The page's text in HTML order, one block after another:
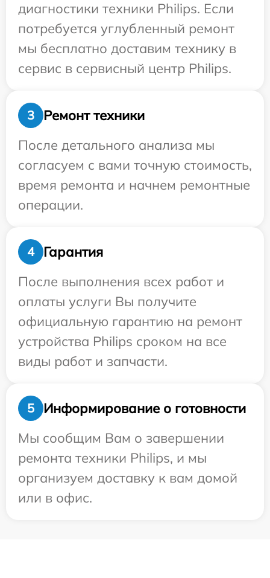
диагностики техники Philips. Если
потребуется углубленный ремонт
мы бесплатно доставим технику в
сервис в сервисный центр Philips.
3
Ремонт техники
После детального анализа мы
согласуем с вами точную стоимость,
время ремонта и начнем ремонтные
операции.
4
Гарантия
После выполнения всех работ и
оплаты услуги Вы получите
официальную гарантию на ремонт
устройства Philips сроком на все
виды работ и запчасти.
5
Информирование о готовности
Мы сообщим Вам о завершении
ремонта техники Philips, и мы
организуем доставку к вам домой
или в офис.